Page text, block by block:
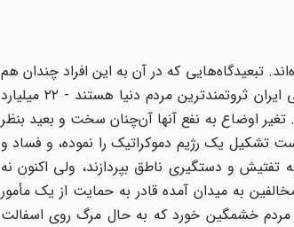
تبعیدگاه‌هایی که در آن به این افراد چندان هم
بد نمی‌گذرد. به شهادت یک درباری که اکنون به مخالفت با شاه برخاسته، خاندان سلطنتی ایران ثروتمندترین مردم دنیا هستند - ۲۲ میلیارد
اوضاع به نفع آنها آن‌چنان سخت و بعید بنظر
تشکیل یک رژیم دموکراتیک را نموده، و فساد و
و دستگیری ناطق بپردازند، ولی اکنون نه
به میدان آمده قادر به حمایت از یک مأمور
خشمگین خورد که به حال مرگ روی اسفالت